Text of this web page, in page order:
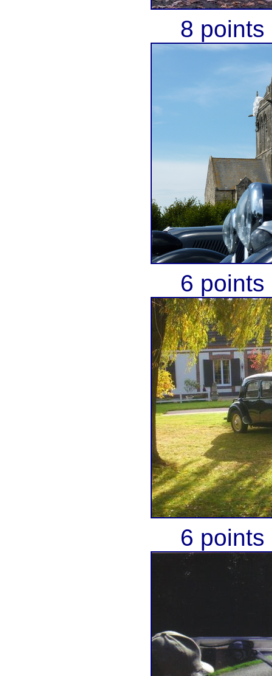
8 points
6 points
6 points